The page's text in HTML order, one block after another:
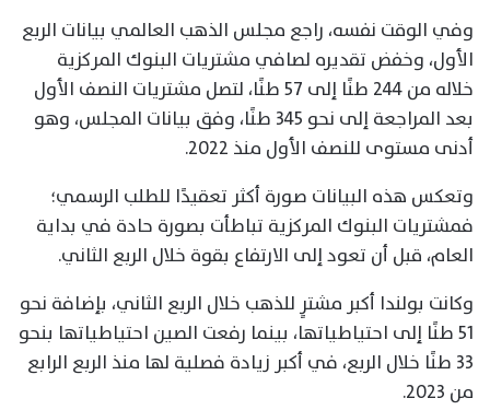
وفي الوقت نفسه، راجع مجلس الذهب العالمي بيانات الربع
الأول، وخفض تقديره لصافي مشتريات البنوك المركزية
خلاله من 244 طنًا إلى 57 طنًا، لتصل مشتريات النصف الأول
بعد المراجعة إلى نحو 345 طنًا، وفق بيانات المجلس، وهو
أدنى مستوى للنصف الأول منذ 2022.
وتعكس هذه البيانات صورة أكثر تعقيدًا للطلب الرسمي؛
فمشتريات البنوك المركزية تباطأت بصورة حادة في بداية
العام، قبل أن تعود إلى الارتفاع بقوة خلال الربع الثاني.
وكانت بولندا أكبر مشترٍ للذهب خلال الربع الثاني، بإضافة نحو
51 طنًا إلى احتياطياتها، بينما رفعت الصين احتياطياتها بنحو
33 طنًا خلال الربع، في أكبر زيادة فصلية لها منذ الربع الرابع
من 2023.